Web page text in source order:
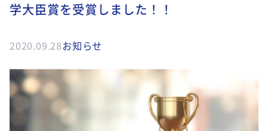
学大臣賞を受賞しました！！
2020.09.28お知らせ